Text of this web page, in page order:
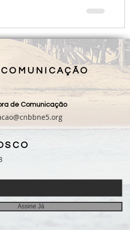
Assine Já
de Comunicação